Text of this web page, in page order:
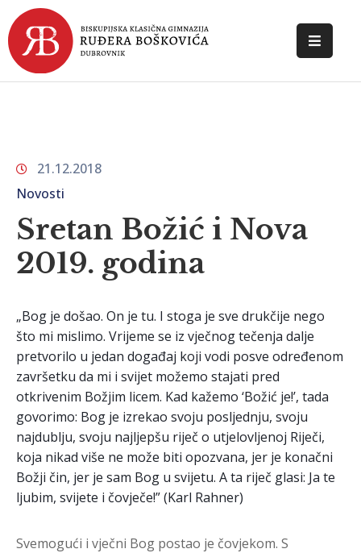
POČETNA
DOKUMENTI
KONTAKT
21.12.2018
Novosti
Sretan Božić i Nova
2019. godina
„Bog je došao. On je tu. I stoga je sve drukčije nego
što mi mislimo. Vrijeme se iz vječnog tečenja dalje
pretvorilo u jedan događaj koji vodi posve određenom
završetku da mi i svijet možemo stajati pred
otkrivenim Božjim licem. Kad kažemo ‘Božić je!’, tada
govorimo: Bog je izrekao svoju posljednju, svoju
najdublju, svoju najljepšu riječ o utjelovljenoj Riječi,
koja nikad više ne može biti opozvana, jer je konačni
Božji čin, jer je sam Bog u svijetu. A ta riječ glasi: Ja te
ljubim, svijete i čovječe!” (Karl Rahner)
Svemogući i vječni Bog postao je čovjekom. S